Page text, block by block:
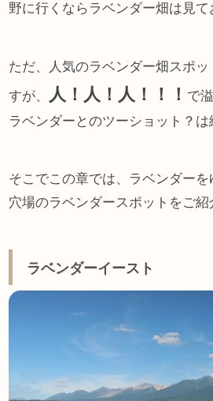
野に行くならラベンダー畑は見て
ただ、人気のラベンダー畑スポッ
すが、
人！人！人！！！ で
ラベンダーとのツーショット？は
そこでこの章では、ラベンダー
穴場のラベンダースポットをご紹
ラベンダーイースト